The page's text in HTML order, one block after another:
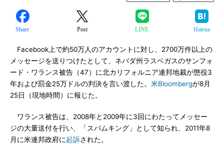
Share Post LINE Hatena
Facebook上で約50万人のアカウントに対し、2700万件以上の
メッセージを送りつけたとして、ネバダ州ラスベガスのサンフォ
ード・ワランス被告（47）に北カリフォルニア連邦地裁が懲役3
年および罰金25万ドルの判決を言い渡した。 米Bloombergが8月
25日（現地時間）に報じた。
ワランス被告は、2008年と2009年に3回にわたってメッセー
ジの大量送付を行い、「スパムキング」として知られ、2011年8
月に米連邦政府に起訴された。